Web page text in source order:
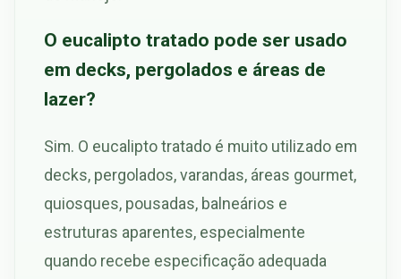
O eucalipto tratado pode ser usado
em decks, pergolados e áreas de
lazer?
Sim. O eucalipto tratado é muito utilizado em
decks, pergolados, varandas, áreas gourmet,
quiosques, pousadas, balneários e
estruturas aparentes, especialmente
quando recebe especificação adequada